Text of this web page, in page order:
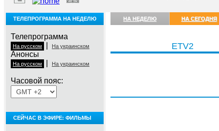
ТЕЛЕПРОГРАММА НА НЕДЕЛЮ
Телепрограмма
На русском На украинском
Анонсы
На русском На украинском
Часовой пояс:
СЕЙЧАС В ЭФИРЕ: ФИЛЬМЫ
НА НЕДЕЛЮ НА СЕГОДНЯ
ETV2